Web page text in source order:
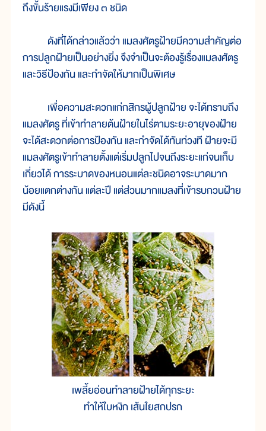
ถึงขั้นร้ายแรงมีเพียง ๓ ชนิด
ดังที่ได้กล่าวแล้วว่า แมลงศัตรูฝ้ายมีความสำคัญต่อ
การปลูกฝ้ายเป็นอย่างยิ่ง จึงจำเป็นจะต้องรู้เรื่องแมลงศัตรู
และวิธีป้องกัน และกำจัดให้มากเป็นพิเศษ
เพื่อความสะดวกแก่กสิกรผู้ปลูกฝ้าย จะได้ทราบถึง
แมลงศัตรู ที่เข้าทำลายต้นฝ้ายในไร่ตามระยะอายุของฝ้าย
จะได้สะดวกต่อการป้องกัน และกำจัดได้ทันท่วงที ฝ้ายจะมี
แมลงศัตรูเข้าทำลายตั้งแต่เริ่มปลูกไปจนถึงระยะแก่จนเก็บ
เกี่ยวได้ การระบาดของหนอนแต่ละชนิดอาจระบาดมาก
น้อยแตกต่างกัน แต่ละปี แต่ส่วนมากแมลงที่เข้ารบกวนฝ้าย
มีดังนี้
เพลี้ยอ่อนทำลายฝ้ายได้ทุกระยะ
ทำให้ใบหงิก เส้นใยสกปรก